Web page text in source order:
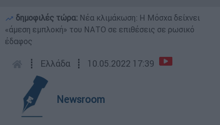
δημοφιλές τώρα: Νέα κλιμάκωση: Η Μόσχα δείχνει
«άμεση εμπλοκή» του ΝΑΤΟ σε επιθέσεις σε ρωσικό
έδαφος
┋ Ελλάδα ┋ 10.05.2022 17:39
Newsroom